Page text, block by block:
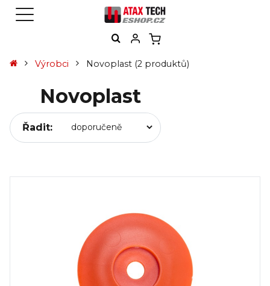
Výrobci Novoplast (2 produktů)
Novoplast
Řadit: